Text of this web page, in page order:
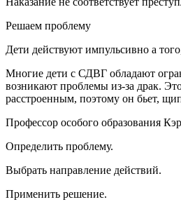
Решаем проблему
Дети действуют импульсивно а
Многие дети с СДВГ обладают
возникают проблемы из-за драк.
расстроенным, поэтому он бьет,
Профессор особого образования
Определить проблему.
Выбрать направление действий.
Применить решение.